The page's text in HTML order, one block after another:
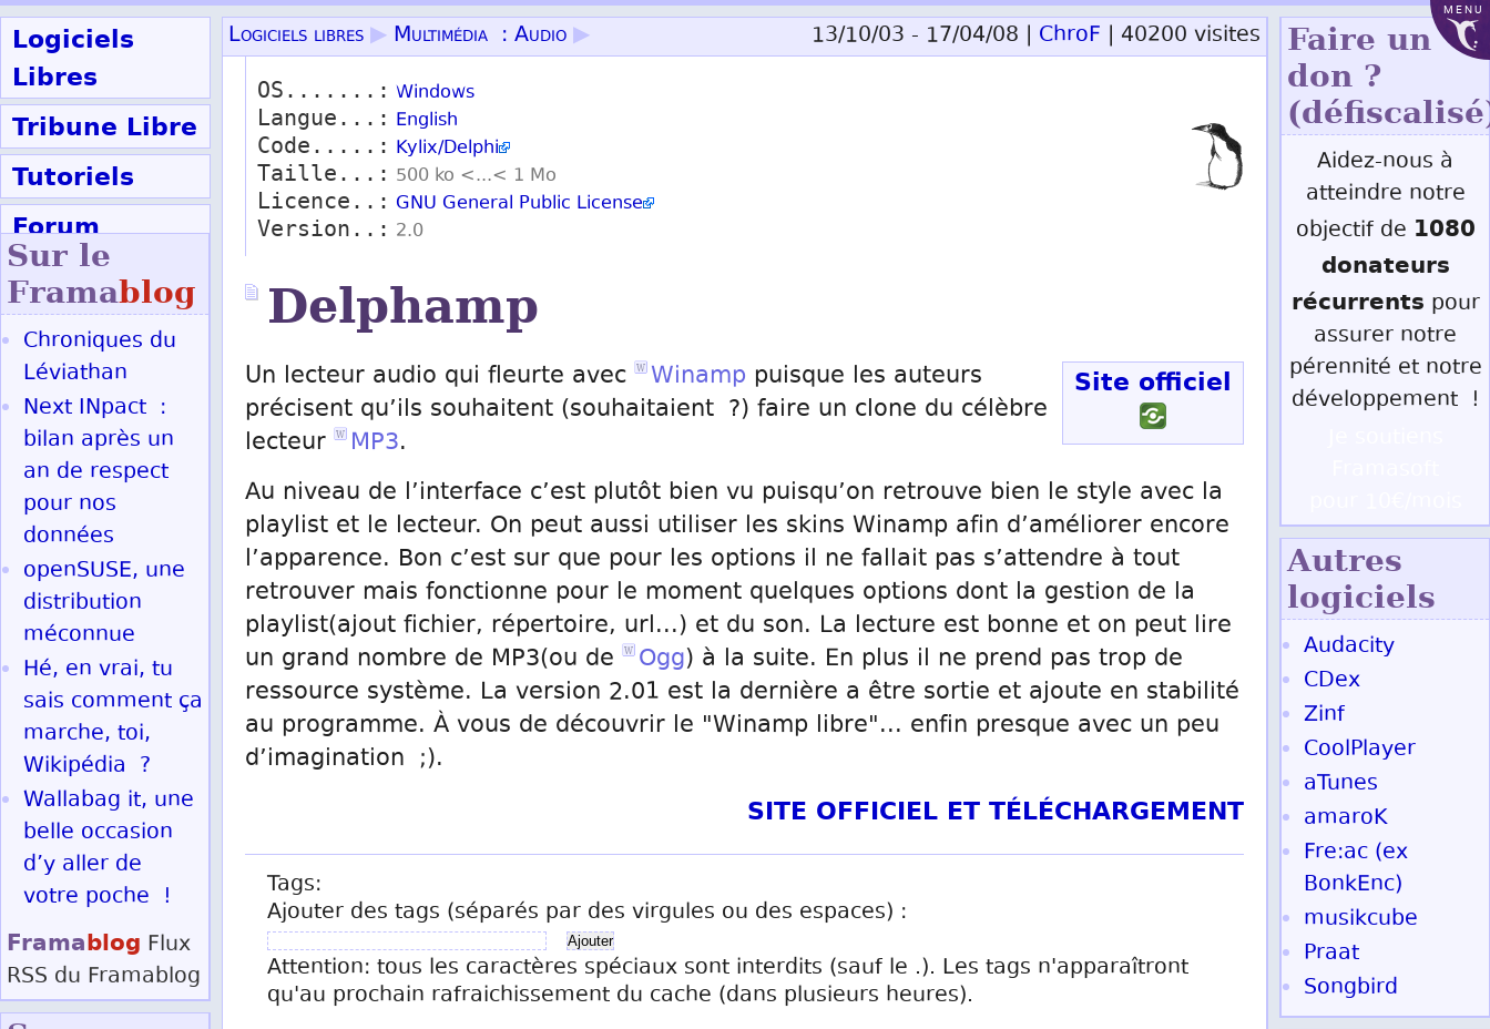
MENU
Logiciels
Libres
Tribune Libre
Tutoriels
Forum
Participer
Logiciels libres ▶ Multimédia : Audio ▶ 13/10/03 - 17/04/08 | ChroF | 40200 visites
OS.......: Windows
Langue...: English
Code.....: Kylix/Delphi
Taille...: 500 ko <...< 1 Mo
Licence..: GNU General Public License
Version..: 2.0
Delphamp
Site officiel
Un lecteur audio qui fleurte avec Winamp puisque les auteurs
précisent qu’ils souhaitent (souhaitaient ?) faire un clone du célèbre
lecteur
MP3.
Au niveau de l’interface c’est plutôt bien vu puisqu’on retrouve bien le style avec la
playlist et le lecteur. On peut aussi utiliser les skins Winamp afin d’améliorer encore
l’apparence. Bon c’est sur que pour les options il ne fallait pas s’attendre à tout
retrouver mais fonctionne pour le moment quelques options dont la gestion de la
playlist(ajout fichier, répertoire, url...) et du son. La lecture est bonne et on peut lire
un grand nombre de MP3(ou de
Ogg) à la suite. En plus il ne prend pas trop de
ressource système. La version 2.01 est la dernière a être sortie et ajoute en stabilité
au programme. À vous de découvrir le "Winamp libre"... enfin presque avec un peu
d’imagination ;).
SITE OFFICIEL ET TÉLÉCHARGEMENT
Tags:
Ajouter des tags (séparés par des virgules ou des espaces) :
Attention: tous les caractères spéciaux sont interdits (sauf le .). Les tags n'apparaîtront
qu'au prochain rafraichissement du cache (dans plusieurs heures).
Faire un
don ?
Aidez-nous à
atteindre notre
objectif de 1080
donateurs
récurrents pour
assurer notre
pérennité et notre
développement !
Autres
logiciels
Audacity
CDex
Zinf
CoolPlayer
aTunes
amaroK
Fre:ac (ex
BonkEnc)
musikcube
Praat
Songbird
Sur le
Framablog
Chroniques du
Léviathan
Next INpact :
bilan après un
an de respect
pour nos
données
openSUSE, une
distribution
méconnue
Hé, en vrai, tu
sais comment ça
marche, toi,
Wikipédia ?
Wallabag it, une
belle occasion
d’y aller de
votre poche !
Framablog Flux
RSS du Framablog